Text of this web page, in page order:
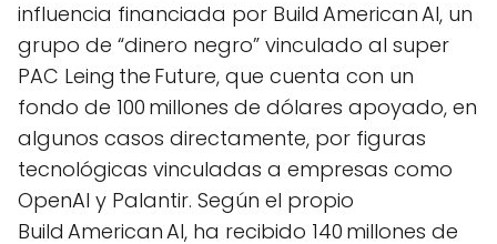
influencia financiada por Build American AI, un
grupo de “dinero negro” vinculado al super
PAC Leing the Future, que cuenta con un
fondo de 100 millones de dólares apoyado, en
algunos casos directamente, por figuras
tecnológicas vinculadas a empresas como
OpenAI y Palantir. Según el propio
Build American AI, ha recibido 140 millones de